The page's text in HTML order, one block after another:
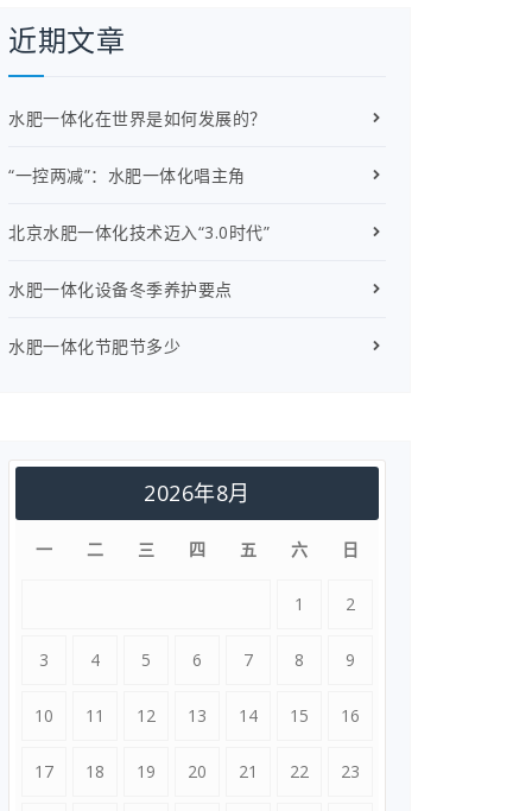
近期文章
水肥一体化在世界是如何发展的？
“一控两减”：水肥一体化唱主角
北京水肥一体化技术迈入“3.0时代”
水肥一体化设备冬季养护要点
水肥一体化节肥节多少
2026年8月
一 二 三 四 五 六 日
1 2
3 4 5 6 7 8 9
10 11 12 13 14 15 16
17 18 19 20 21 22 23